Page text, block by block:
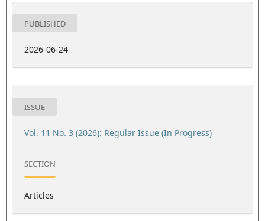
PUBLISHED
2026-06-24
ISSUE
Vol. 11 No. 3 (2026): Regular Issue (In Progress)
SECTION
Articles